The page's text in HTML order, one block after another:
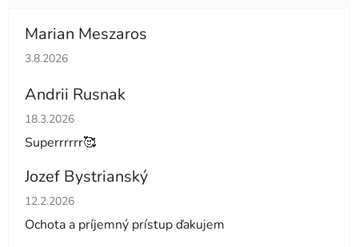
Marian Meszaros
Hodnotenie obchodu je 5 z 5 hviezdičiek.
3.8.2026
Andrii Rusnak
Hodnotenie obchodu je 5 z 5 hviezdičiek.
18.3.2026
Superrrrrr🥰
Jozef Bystrianský
Hodnotenie obchodu je 5 z 5 hviezdičiek.
12.2.2026
Ochota a príjemný prístup ďakujem